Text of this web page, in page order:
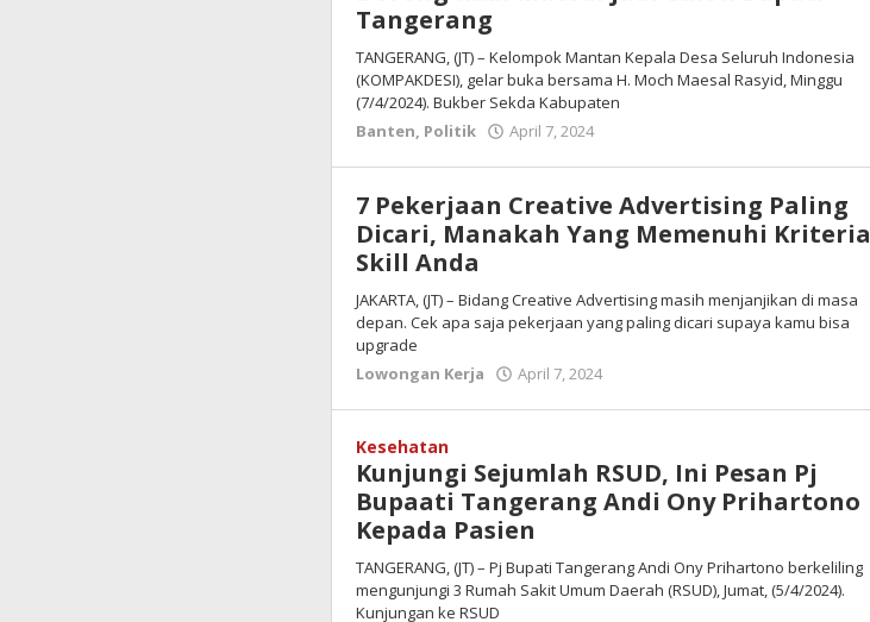
Tangerang
TANGERANG, (JT) – Kelompok Mantan Kepala Desa Seluruh Indonesia
(KOMPAKDESI), gelar buka bersama H. Moch Maesal Rasyid, Minggu
(7/4/2024). Bukber Sekda Kabupaten
Banten, Politik April 7, 2024
7 Pekerjaan Creative Advertising Paling
Dicari, Manakah Yang Memenuhi Kriteria
Skill Anda
JAKARTA, (JT) – Bidang Creative Advertising masih menjanjikan di masa
depan. Cek apa saja pekerjaan yang paling dicari supaya kamu bisa
upgrade
Lowongan Kerja
April 7, 2024
Kesehatan
Kunjungi Sejumlah RSUD, Ini Pesan Pj
Bupaati Tangerang Andi Ony Prihartono
Kepada Pasien
TANGERANG, (JT) – Pj Bupati Tangerang Andi Ony Prihartono berkeliling
mengunjungi 3 Rumah Sakit Umum Daerah (RSUD), Jumat, (5/4/2024).
Kunjungan ke RSUD